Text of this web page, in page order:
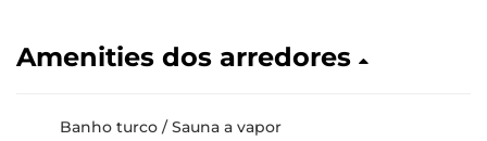
Amenities dos arredores
Banho turco / Sauna a vapor